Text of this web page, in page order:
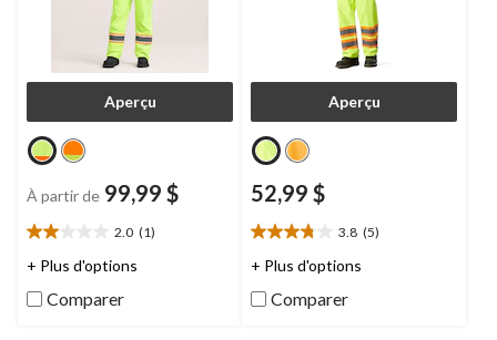
Aperçu
À partir de 99,99 $
2.0 (1)
2.0
étoile(s)
5.
+ Plus d'options
Comparer
Aperçu
52,99 $
3.8 (5)
3.8
étoile(s)
5.
+ Plus d'options
Comparer